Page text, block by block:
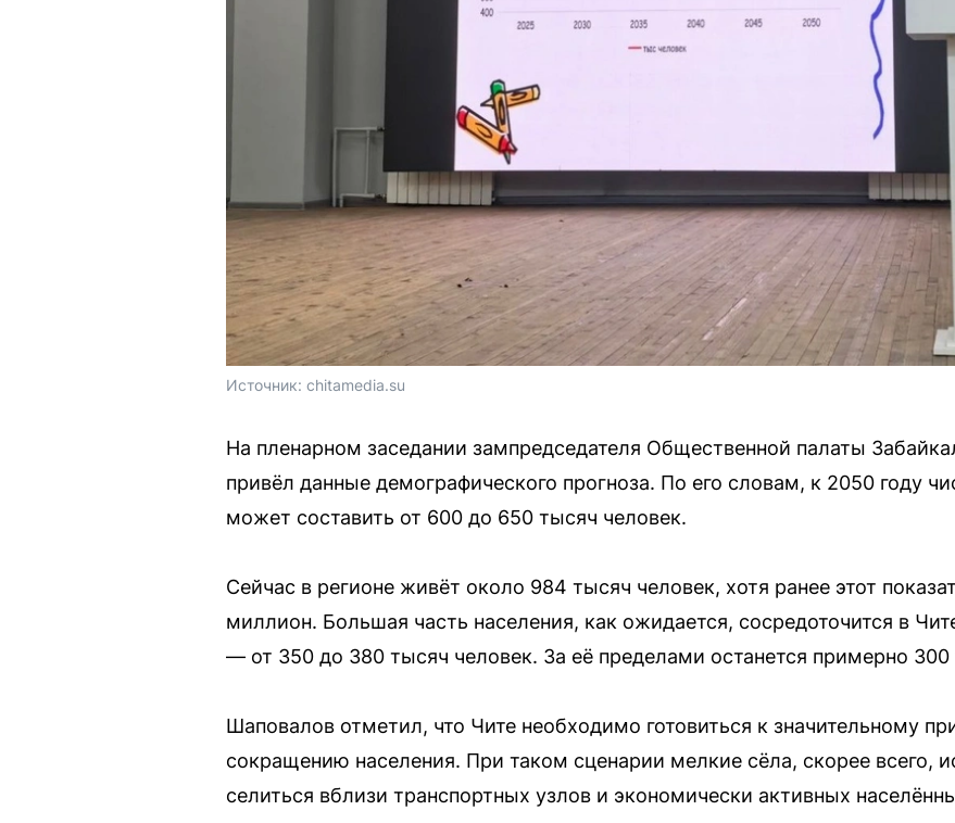
Источник: chitamedia.su
На пленарном заседании зампредседателя Общественной палаты
привёл данные демографического прогноза. По его словам, к 2050 году
может составить от 600 до 650 тысяч человек.
Сейчас в регионе живёт около 984 тысяч человек, хотя ранее этот
миллион. Большая часть населения, как ожидается, сосредоточится в
— от 350 до 380 тысяч человек. За её пределами останется примерно
Шаповалов отметил, что Чите необходимо готовиться к значительному
сокращению населения. При таком сценарии мелкие сёла, скорее всего,
селиться вблизи транспортных узлов и экономически активных